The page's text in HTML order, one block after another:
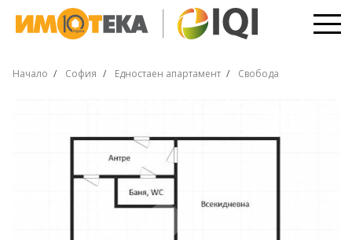
Начало София Едностаен апартамент Свобода